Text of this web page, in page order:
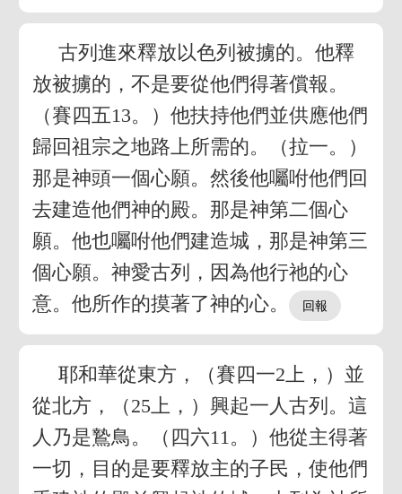
古列進來釋放以色列被擄的。他釋
放被擄的，不是要從他們得著償報。
（賽四五13。）他扶持他們並供應他們
歸回祖宗之地路上所需的。（拉一。）
那是神頭一個心願。然後他囑咐他們回
去建造他們神的殿。那是神第二個心
願。他也囑咐他們建造城，那是神第三
個心願。神愛古列，因為他行祂的心
意。他所作的摸著了神的心。
耶和華從東方，（賽四一2上，）並
從北方，（25上，）興起一人古列。這
人乃是鷙鳥。（四六11。）他從主得著
一切，目的是要釋放主的子民，使他們